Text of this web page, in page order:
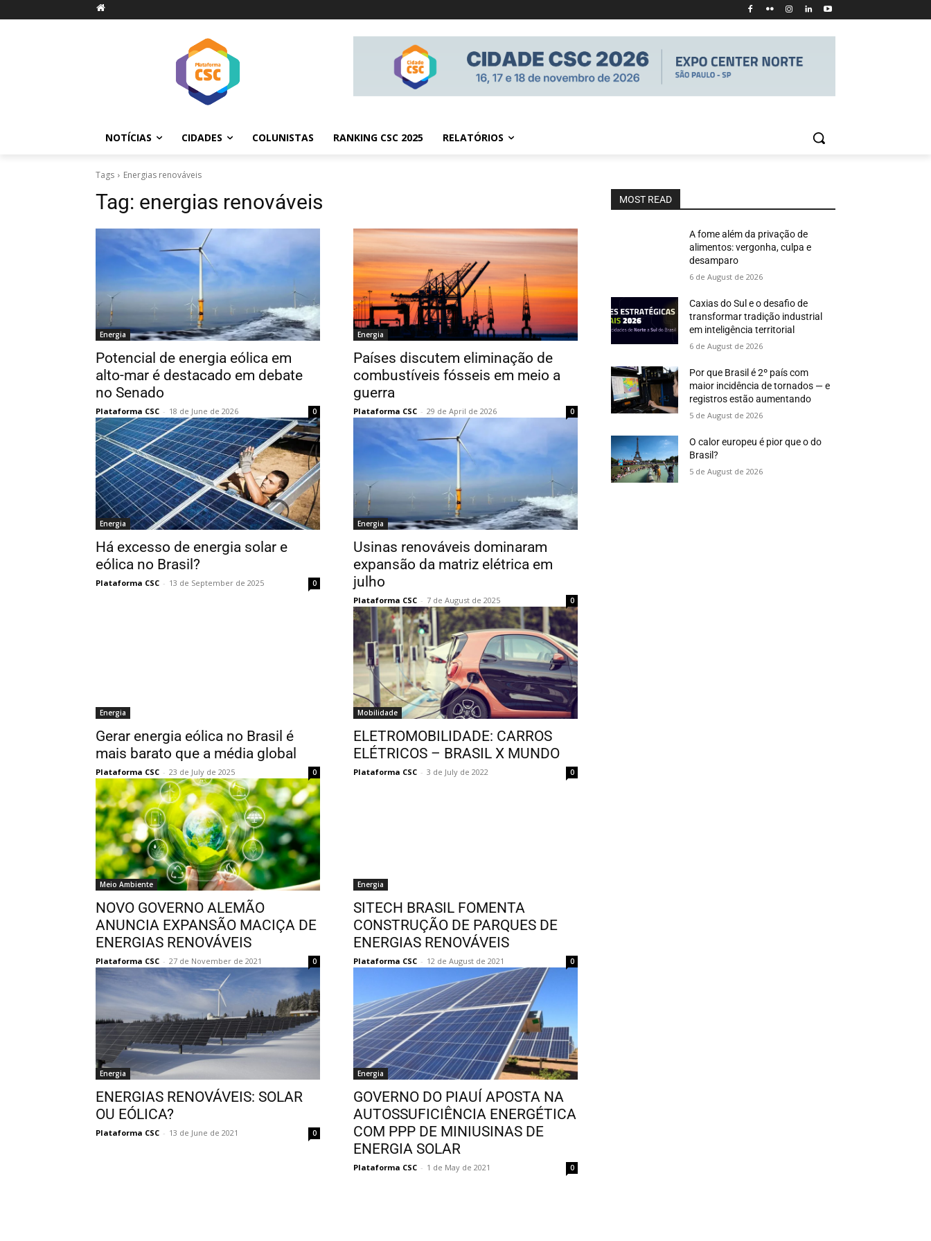
NOTÍCIAS CIDADES COLUNISTAS RANKING CSC 2025 RELATÓRIOS
Tags Energias renováveis
Tag: energias renováveis
Energia
Potencial de energia eólica em
alto-mar é destacado em debate
no Senado
Plataforma CSC - 18 de June de 2026 0
Energia
Países discutem eliminação de
combustíveis fósseis em meio a
guerra
Plataforma CSC - 29 de April de 2026 0
Energia
Há excesso de energia solar e
eólica no Brasil?
Plataforma CSC - 13 de September de 2025 0
Energia
Usinas renováveis dominaram
expansão da matriz elétrica em
julho
Plataforma CSC - 7 de August de 2025 0
Energia
Gerar energia eólica no Brasil é
mais barato que a média global
Plataforma CSC - 23 de July de 2025 0
Mobilidade
ELETROMOBILIDADE: CARROS
ELÉTRICOS – BRASIL X MUNDO
Plataforma CSC - 3 de July de 2022 0
Meio Ambiente
NOVO GOVERNO ALEMÃO
ANUNCIA EXPANSÃO MACIÇA DE
ENERGIAS RENOVÁVEIS
Plataforma CSC - 27 de November de 2021 0
Energia
SITECH BRASIL FOMENTA
CONSTRUÇÃO DE PARQUES DE
ENERGIAS RENOVÁVEIS
Plataforma CSC - 12 de August de 2021 0
Energia
ENERGIAS RENOVÁVEIS: SOLAR
OU EÓLICA?
Plataforma CSC - 13 de June de 2021 0
Energia
GOVERNO DO PIAUÍ APOSTA NA
AUTOSSUFICIÊNCIA ENERGÉTICA
COM PPP DE MINIUSINAS DE
ENERGIA SOLAR
Plataforma CSC - 1 de May de 2021 0
MOST READ
A fome além da privação de
alimentos: vergonha, culpa e
desamparo
6 de August de 2026
Caxias do Sul e o desafio de
transformar tradição industrial
em inteligência territorial
6 de August de 2026
Por que Brasil é 2º país com
maior incidência de tornados — e
registros estão aumentando
5 de August de 2026
O calor europeu é pior que o do
Brasil?
5 de August de 2026